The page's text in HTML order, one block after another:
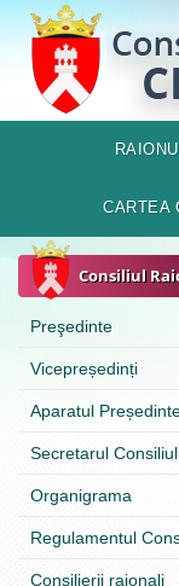
CARTEA
Consiliul
Preşedinte
Vicepreședinți
Aparatul
Secretarul
Organigrama
Regulamentul
Consilierii raionali